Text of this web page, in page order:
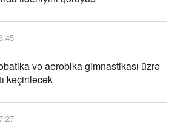
və aerobika gimnastikası üzrə
keçiriləcək